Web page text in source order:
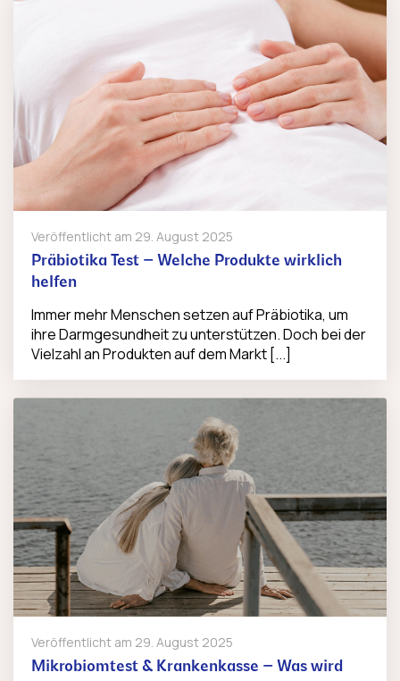
Veröffentlicht am 29. August 2025
Präbiotika Test – Welche Produkte wirklich
helfen
Immer mehr Menschen setzen auf Präbiotika, um
ihre Darmgesundheit zu unterstützen. Doch bei der
Vielzahl an Produkten auf dem Markt [...]
Veröffentlicht am 29. August 2025
Mikrobiomtest & Krankenkasse – Was wird